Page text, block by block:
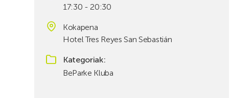
17:30 - 20:30
Kokapena
Hotel Tres Reyes San Sebastián
Kategoriak
BeParke Kluba